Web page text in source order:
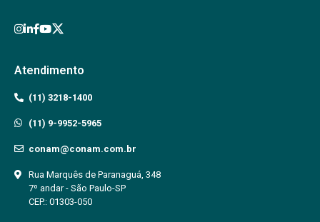
Atendimento
(11) 3218-1400
(11) 9-9952-5965
conam@conam.com.br
Rua Marquês de Paranaguá, 348
7º andar - São Paulo-SP
CEP.: 01303-050